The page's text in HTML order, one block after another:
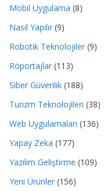
Mobil Uygulama (8)
Nasıl Yapılır (9)
Robotik Teknolojiler (9)
Röportajlar (113)
Siber Güvenlik (188)
Turizm Teknolojileri (38)
Web Uygulamaları (136)
Yapay Zeka (177)
Yazılım Geliştirme (109)
Yeni Ürünler (156)